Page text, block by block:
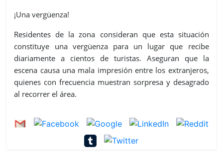
¡Una vergüenza!
Residentes de la zona consideran que esta situación
constituye una vergüenza para un lugar que recibe
diariamente a cientos de turistas. Aseguran que la
escena causa una mala impresión entre los extranjeros,
quienes con frecuencia muestran sorpresa y desagrado
al recorrer el área.